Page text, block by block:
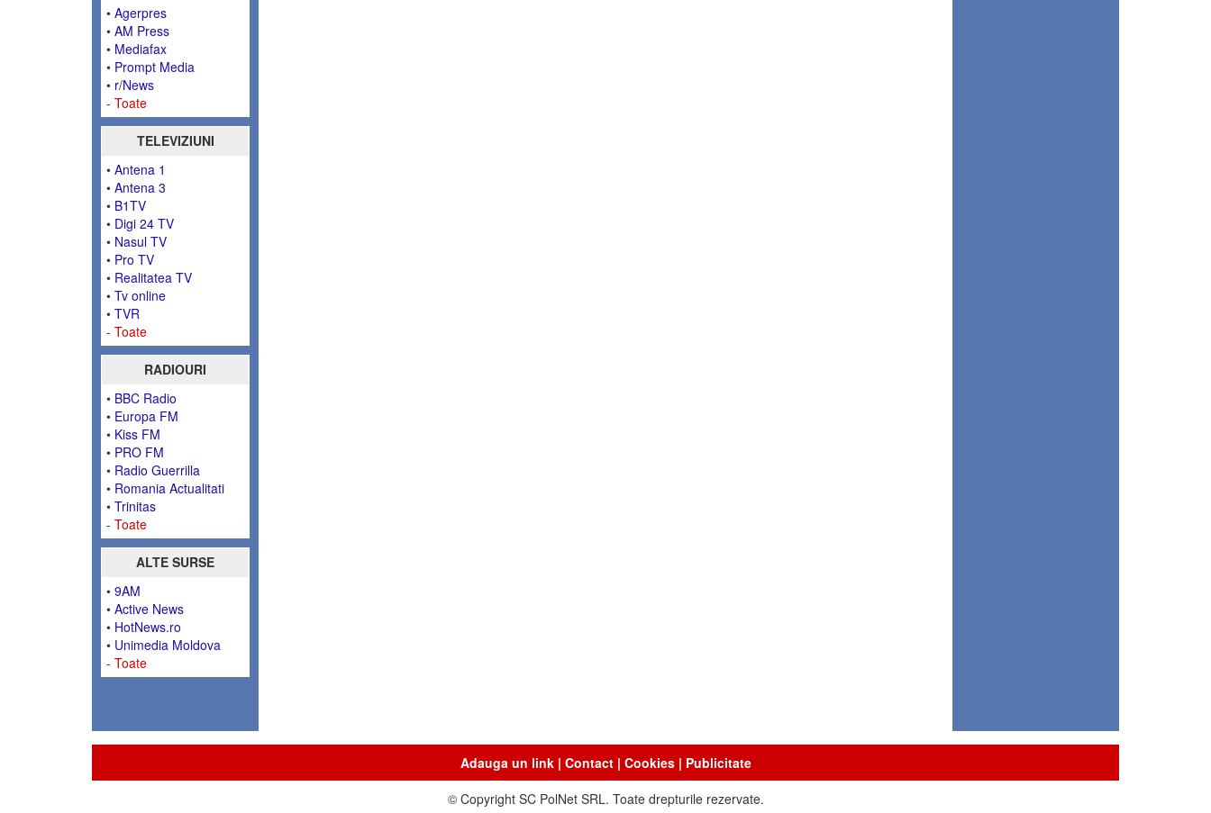
• Agerpres
• AM Press
• Mediafax
• Prompt Media
• r/News
- Toate
TELEVIZIUNI
• Antena 1
• Antena 3
• B1TV
• Digi 24 TV
• Nasul TV
• Pro TV
• Realitatea TV
• Tv online
• TVR
- Toate
RADIOURI
• BBC Radio
• Europa FM
• Kiss FM
• PRO FM
• Radio Guerrilla
• Romania Actualitati
• Trinitas
- Toate
ALTE SURSE
• 9AM
• Active News
• HotNews.ro
• Unimedia Moldova
- Toate
Adauga un link| Contact| Cookies| Publicitate
© Copyright SC PolNet SRL. Toate drepturile rezervate.